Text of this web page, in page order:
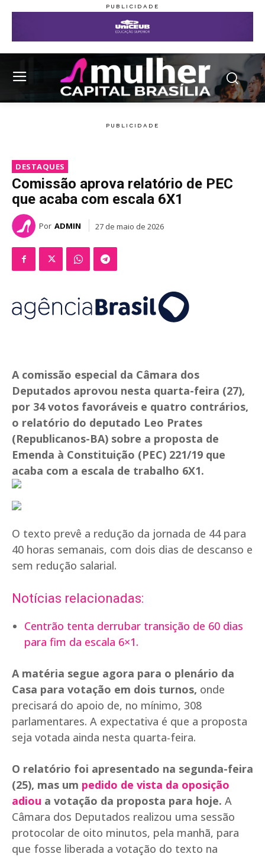
DESTAQUES
Comissão aprova relatório de PEC
que acaba com escala 6X1
Por ADMIN 27 de maio de 2026
A comissão especial da Câmara dos
Deputados aprovou nesta quarta-feira (27),
por 34 votos favoráveis e quatro contrários,
o relatório do deputado Leo Prates
(Republicanos-BA) sobre a proposta de
Emenda à Constituição (PEC) 221/19 que
acaba com a escala de trabalho 6X1.
O texto prevê a redução da jornada de 44 para
40 horas semanais, com dois dias de descanso e
sem redução salarial.
Notícias relacionadas:
Centrão tenta derrubar transição de 60 dias
para fim da escala 6×1.
A matéria segue agora para o plenário da
Casa para votação em dois turnos, onde
precisará do apoio de, no mínimo, 308
parlamentares. A expectativa é que a proposta
seja votada ainda nesta quarta-feira.
O relatório foi apresentado na segunda-feira
(25), mas um pedido de vista da oposição
adiou a votação da proposta para hoje. A
Câmara dos Deputados realizou uma sessão
protocolar de oito minutos, pela manhã, para
que fosse liberada a votação do texto na